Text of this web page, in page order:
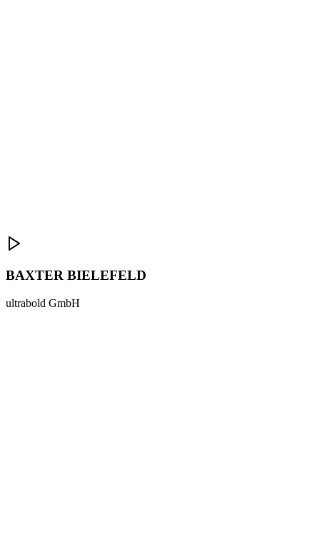
BAXTER BIELEFELD
ultrabold GmbH